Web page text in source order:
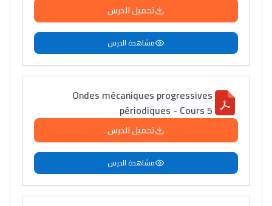
تحميل الدرس
مشاهدة الدرس
Ondes mécaniques progressives
périodiques - Cours 5
تحميل الدرس
مشاهدة الدرس